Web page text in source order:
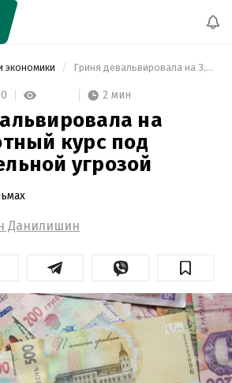
экономики Гриня девальвировала на 3,1%: валютный курс под дополнительной угрозой
2 мин
на
курс под
угрозой
Данилишин